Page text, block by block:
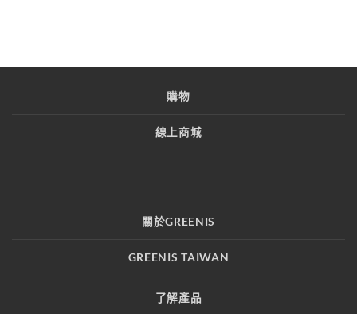
購物
線上商城
關於GREENIS
GREENIS TAIWAN
了解產品